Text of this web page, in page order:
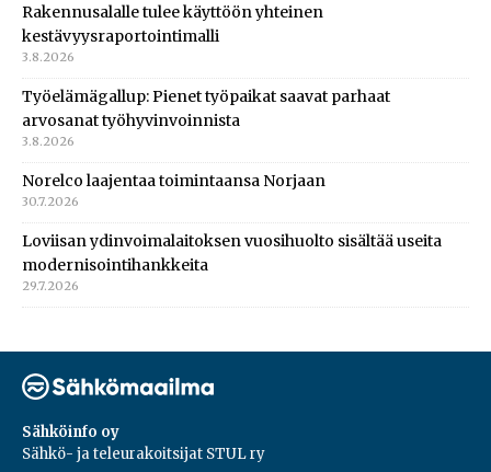
Rakennusalalle tulee käyttöön yhteinen
kestävyysraportointimalli
3.8.2026
Työelämägallup: Pienet työpaikat saavat parhaat
arvosanat työhyvinvoinnista
3.8.2026
Norelco laajentaa toimintaansa Norjaan
30.7.2026
Loviisan ydinvoimalaitoksen vuosihuolto sisältää useita
modernisointihankkeita
29.7.2026
Sähköinfo oy
Sähkö- ja teleurakoitsijat STUL ry